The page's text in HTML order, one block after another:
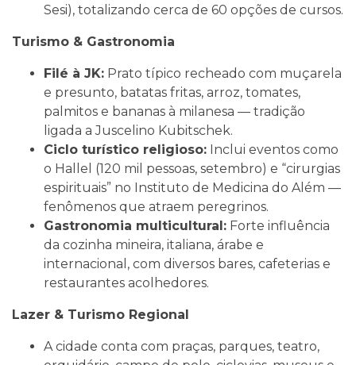
Sesi), totalizando cerca de 60 opções de cursos.
Turismo & Gastronomia
Filé à JK: Prato típico recheado com muçarela
e presunto, batatas fritas, arroz, tomates,
palmitos e bananas à milanesa — tradição
ligada a Juscelino Kubitschek.
Ciclo turístico religioso: Inclui eventos como
o Hallel (120 mil pessoas, setembro) e “cirurgias
espirituais” no Instituto de Medicina do Além —
fenômenos que atraem peregrinos.
Gastronomia multicultural: Forte influência
da cozinha mineira, italiana, árabe e
internacional, com diversos bares, cafeterias e
restaurantes acolhedores.
Lazer & Turismo Regional
A cidade conta com praças, parques, teatro,